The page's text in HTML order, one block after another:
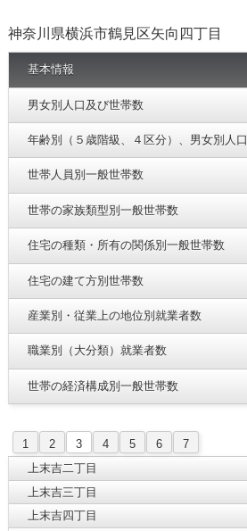
神奈川県横浜市鶴見区矢向四丁目
基本情報
男女別人口及び世帯数
年齢別（５歳階級、４区分）、男女別人口
世帯人員別一般世帯数
世帯の家族類型別一般世帯数
住宅の種類・所有の関係別一般世帯数
住宅の建て方別世帯数
産業別・従業上の地位別就業者数
職業別（大分類）就業者数
世帯の経済構成別一般世帯数
1 2 3 4 5 6
7
上末吉二丁目
上末吉三丁目
上末吉四丁目